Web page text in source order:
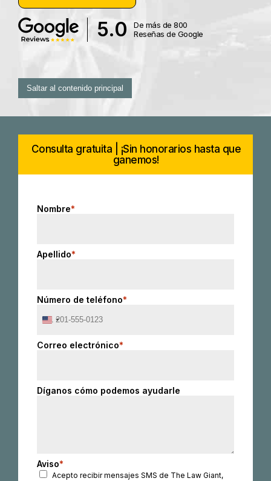
5.0
De más de 800
Reseñas de Google
Saltar al contenido principal
Consulta gratuita | ¡Sin honorarios hasta que
ganemos!
Nombre*
Apellido*
Número de teléfono*
United
+1
Correo electrónico*
Díganos cómo podemos ayudarle
Aviso*
Acepto recibir mensajes SMS de The Law Giant,